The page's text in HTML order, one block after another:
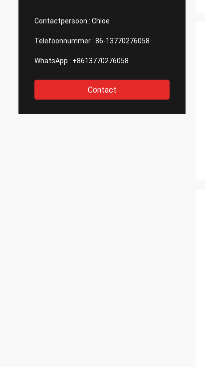
Contactpersoon : Chloe
Telefoonnummer : 86-13770276058
WhatsApp : +8613770276058
Contact